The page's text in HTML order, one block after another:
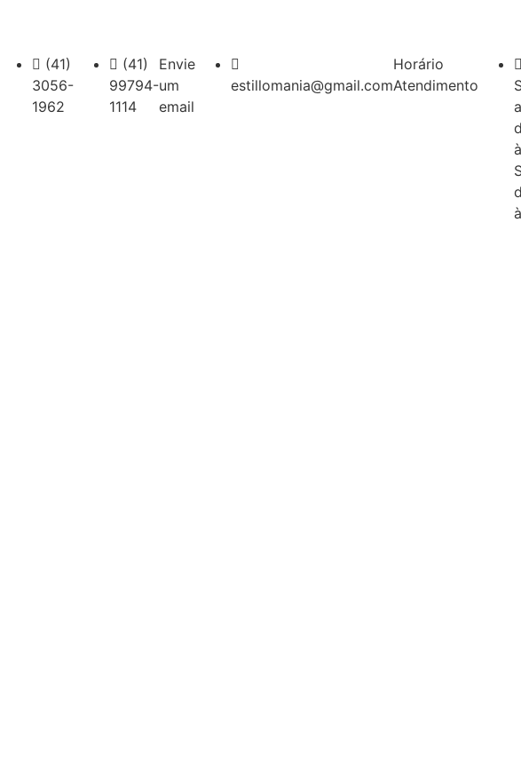
(41)
3056-
1962
(41)
99794-
1114
Envie
um
email
estillomania@gmail.com
Horário
Atendimento